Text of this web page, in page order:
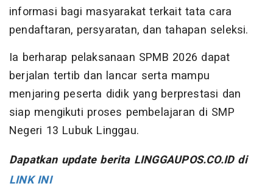
informasi bagi masyarakat terkait tata cara
pendaftaran, persyaratan, dan tahapan seleksi.
Ia berharap pelaksanaan SPMB 2026 dapat
berjalan tertib dan lancar serta mampu
menjaring peserta didik yang berprestasi dan
siap mengikuti proses pembelajaran di SMP
Negeri 13 Lubuk Linggau.
Dapatkan update berita LINGGAUPOS.CO.ID di
LINK INI